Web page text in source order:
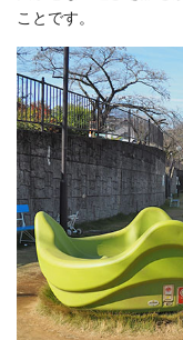
ことです。